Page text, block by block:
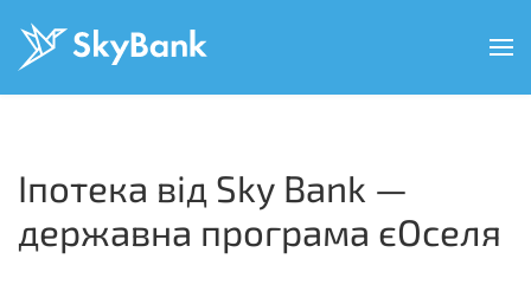
основного
Іпотека від Sky Bank —
державна програма єОселя